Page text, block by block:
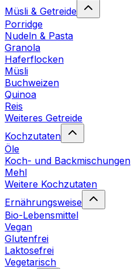
Müsli & Getreide
Porridge
Nudeln & Pasta
Granola
Haferflocken
Müsli
Buchweizen
Quinoa
Reis
Weiteres Getreide
Kochzutaten
Öle
Koch- und Backmischungen
Mehl
Weitere Kochzutaten
Ernährungsweise
Bio-Lebensmittel
Vegan
Glutenfrei
Laktosefrei
Vegetarisch